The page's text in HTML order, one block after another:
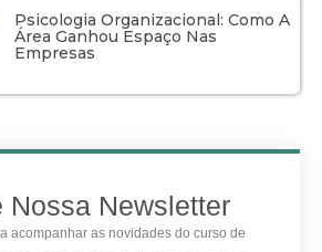
Psicologia Organizacional: Como A
Área Ganhou Espaço Nas
Empresas
Nossa Newsletter
acompanhar as novidades do curso de